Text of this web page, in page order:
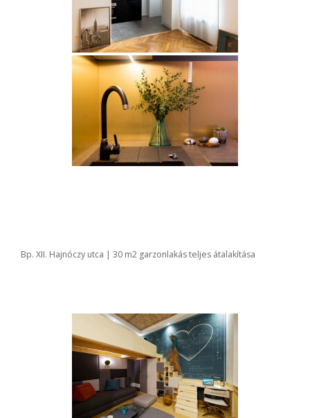
Bp. XII. Hajnóczy utca | 30 m2 garzonlakás teljes átalakítása